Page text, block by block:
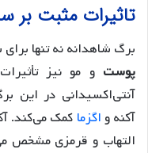
تاثیرات مثبت
برگ شاهدانه نه تنها
پوست و مو نیز
آنتی‌اکسیدانی در این
آکنه واگزما کمک می‌کند.
التهاب و قرمزی مشخص